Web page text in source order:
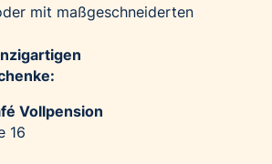
mit maßgeschneiderten
Vollpension
16